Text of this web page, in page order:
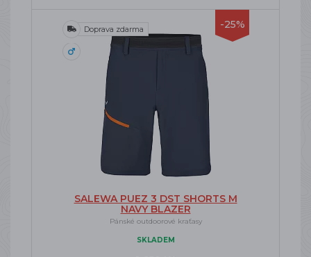
-25%
Doprava zdarma
SALEWA PUEZ 3 DST SHORTS M
NAVY BLAZER
Pánské outdoorové kraťasy
SKLADEM